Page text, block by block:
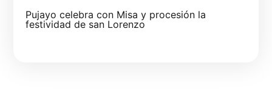
Pujayo celebra con Misa y procesión la
festividad de san Lorenzo